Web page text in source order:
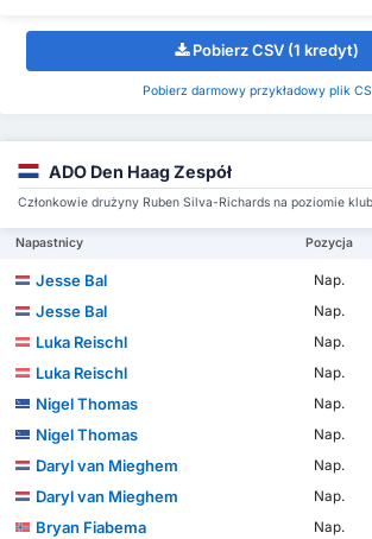
Pobierz CSV (1 kredyt)
Pobierz darmowy przykładowy plik
ADO Den Haag Zespół
Członkowie drużyny Ruben Silva-Richards na poziomie
Napastnicy Pozycja
Jesse Bal Nap.
Jesse Bal
Nap.
Luka Reischl
Nap.
Luka Reischl
Nap.
Nigel Thomas
Nap.
Nigel Thomas
Nap.
Daryl van Mieghem
Nap.
Daryl van Mieghem
Nap.
Bryan Fiabema
Nap.